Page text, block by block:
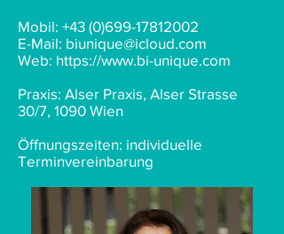
​Mobil: +43 (0)699-17812002
E-Mail: biunique@icloud.com
Web: https://www.bi-unique.com
Praxis: Alser Praxis, Alser Strasse
30/7, 1090 Wien​
Öffnungszeiten: individuelle
Terminvereinbarung​